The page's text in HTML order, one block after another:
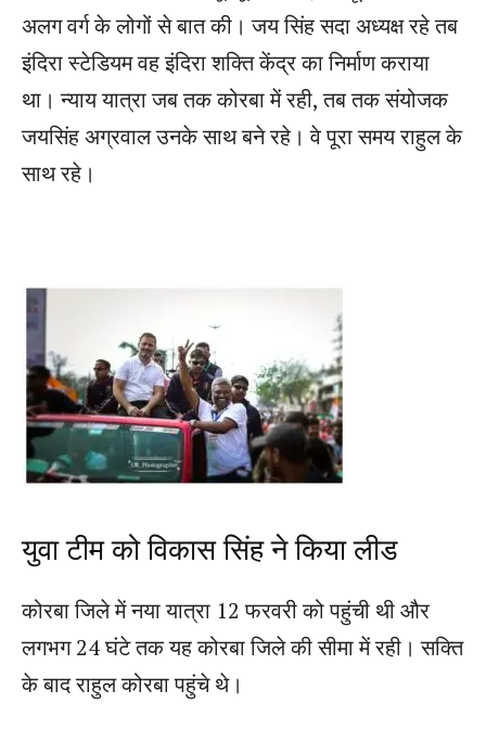
अलग वर्ग के लोगों से बात की। जय सिंह सदा अध्यक्ष रहे तब
इंदिरा स्टेडियम वह इंदिरा शक्ति केंद्र का निर्माण कराया
था। न्याय यात्रा जब तक कोरबा में रही, तब तक संयोजक
जयसिंह अग्रवाल उनके साथ बने रहे। वे पूरा समय राहुल के
साथ रहे।
युवा टीम को विकास सिंह ने किया लीड
कोरबा जिले में नया यात्रा 12 फरवरी को पहुंची थी और
लगभग 24 घंटे तक यह कोरबा जिले की सीमा में रही। सक्ति
के बाद राहुल कोरबा पहुंचे थे।